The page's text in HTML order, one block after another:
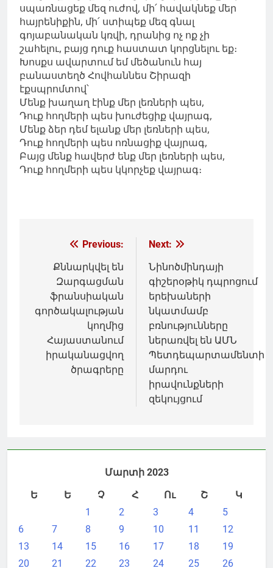
սպառնացեք մեզ ուժով, մի՛ հավակնեք մեր
հայրենիքին, մի՛ ստիպեք մեզ գնալ
գոյաբանական կռվի, դրանից ոչ ոք չի
շահելու, բայց դուք հաստատ կորցնելու եք։
Խոսքս ավարտում եմ մեծանուն հայ
բանաստեղծ Հովհաննես Շիրազի
էքսպրոմտով՝
Մենք խաղաղ էինք մեր լեռների պես,
Դուք հողմերի պես խուժեցիք վայրագ,
Մենք ձեր դեմ ելանք մեր լեռների պես,
Դուք հողմերի պես ոռնացիք վայրագ,
Բայց մենք հավերժ ենք մեր լեռների պես,
Դուք հողմերի պես կկորչեք վայրագ։
Գրառումների
նավարկումը
Previous:
Քննարկվել են
Զարգացման
ֆրանսիական
գործակալության
կողմից
Հայաստանում
իրականացվող
ծրագրերը
Next:
Նինոծմինդայի
գիշերօթիկ դպրոցում
երեխաների
նկատմամբ
բռնությունները
ներառվել են ԱՄՆ
Պետդեպարտամենտի
մարդու
իրավունքների
զեկույցում
Մարտի 2023
Ե
Ե Չ Հ Ու Շ
Կ
1
2 3 4
5
6
7 8 9 10 11
12
13
14 15 16 17 18
19
20
21 22 23 24 25 26